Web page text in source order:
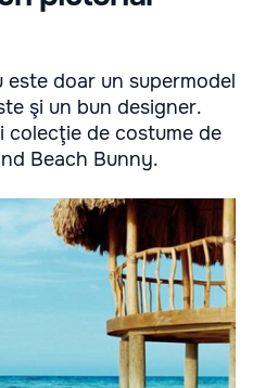
este doar un supermodel
şi un bun designer.
colecţie de costume de
Beach Bunny.